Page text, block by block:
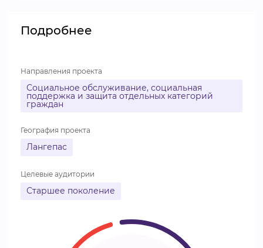
Подробнее
Направления проекта
Социальное обслуживание, социальная
поддержка и защита отдельных категорий
граждан
География проекта
Лангепас
Целевые аудитории
Старшее поколение